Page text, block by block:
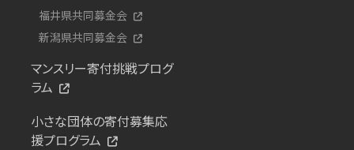
福井県共同募金会
新潟県共同募金会
マンスリー寄付挑戦プログ
ラム
小さな団体の寄付募集応
援プログラム